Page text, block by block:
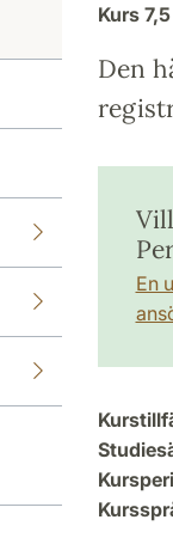
Kurs
Den
En